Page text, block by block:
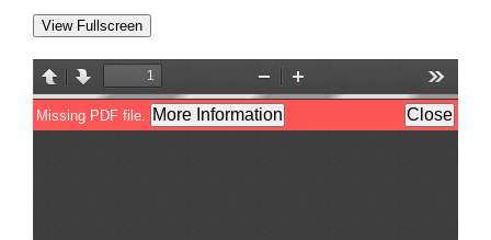
View Fullscreen